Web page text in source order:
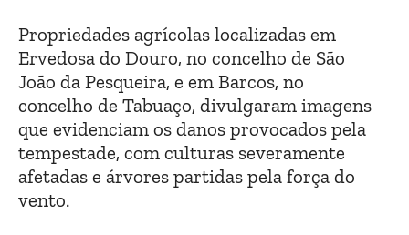
Propriedades agrícolas localizadas em
Ervedosa do Douro, no concelho de São
João da Pesqueira, e em Barcos, no
concelho de Tabuaço, divulgaram imagens
que evidenciam os danos provocados pela
tempestade, com culturas severamente
afetadas e árvores partidas pela força do
vento.